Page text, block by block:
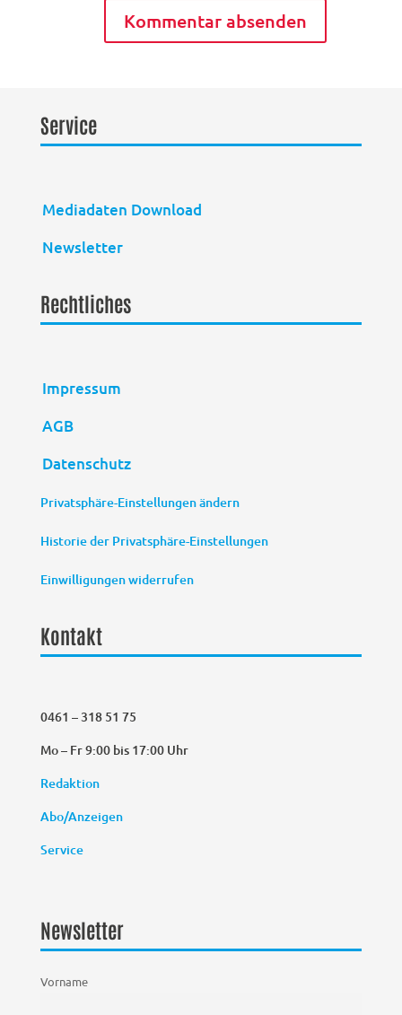
Service
Mediadaten Download
Newsletter
Rechtliches
Impressum
AGB
Datenschutz
Privatsphäre-Einstellungen ändern
Historie der Privatsphäre-Einstellungen
Einwilligungen widerrufen
Kontakt
0461 – 318 51 75
Mo – Fr 9:00 bis 17:00 Uhr
Redaktion
Abo/Anzeigen
Service
Newsletter
Vorname